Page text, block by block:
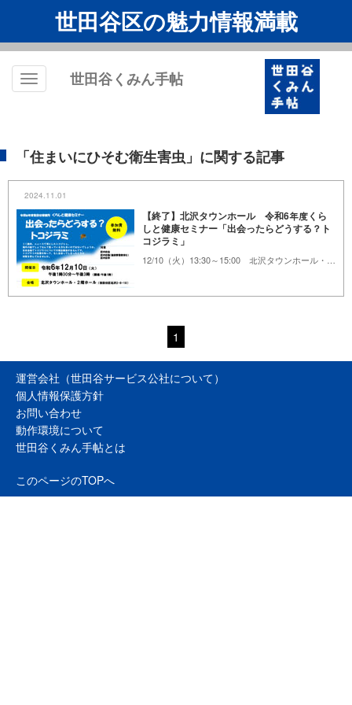
世田谷区の魅力情報満載
Toggle
世田谷くみん手帖
「住まいにひそむ衛生害虫」に関する記事
2024.11.01
【終了】北沢タウンホール 令和6年度くら
しと健康セミナー「出会ったらどうする？ト
コジラミ」
1
運営会社（世田谷サービス公社について）
個人情報保護方針
お問い合わせ
動作環境について
世田谷くみん手帖とは
このページのTOPへ